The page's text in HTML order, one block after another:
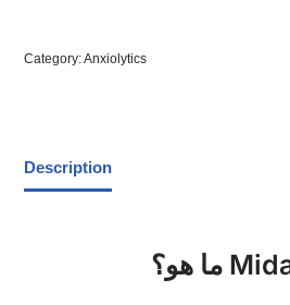
Category:Anxiolytics
Description
ما هو؟ Midazolam 10mg